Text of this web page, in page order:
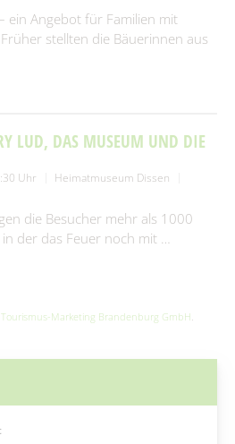
ein Angebot für Familien mit
stellten die Bäuerinnen aus
LUD, DAS MUSEUM UND DIE
Uhr
Heimatmuseum Dissen
die Besucher mehr als 1000
in der das Feuer noch mit …
Marketing Brandenburg GmbH.